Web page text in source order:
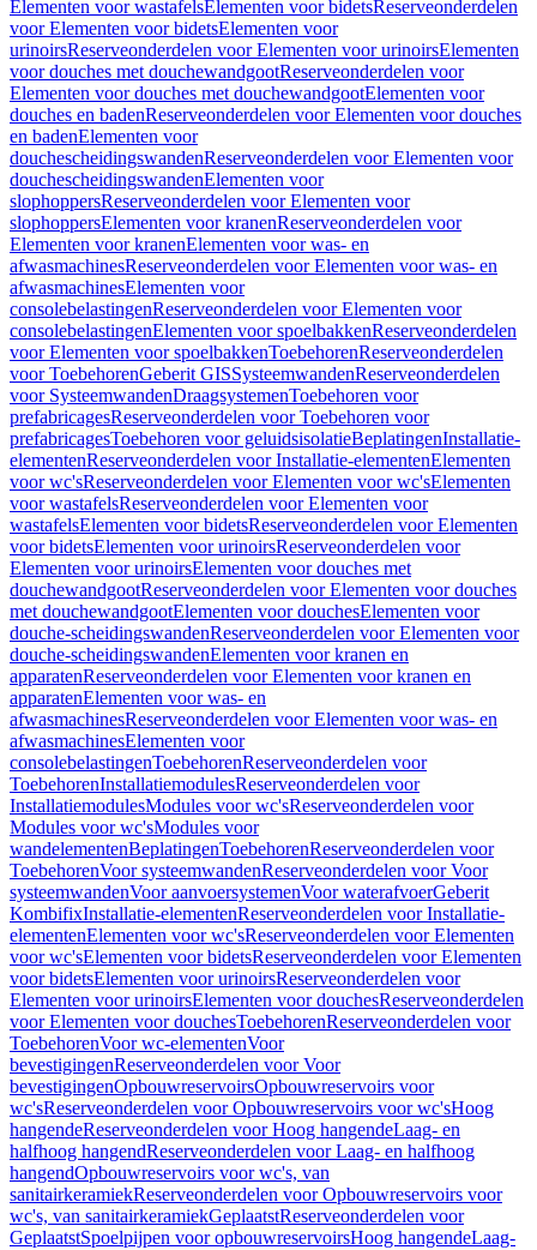
Elementen voor wastafelsElementen voor bidetsReserveonderdelen
voor Elementen voor bidetsElementen voor
urinoirsReserveonderdelen voor Elementen voor urinoirsElementen
voor douches met douchewandgootReserveonderdelen voor
Elementen voor douches met douchewandgootElementen voor
douches en badenReserveonderdelen voor Elementen voor douches
en badenElementen voor
douchescheidingswandenReserveonderdelen voor Elementen voor
douchescheidingswandenElementen voor
slophoppersReserveonderdelen voor Elementen voor
slophoppersElementen voor kranenReserveonderdelen voor
Elementen voor kranenElementen voor was- en
afwasmachinesReserveonderdelen voor Elementen voor was- en
afwasmachinesElementen voor
consolebelastingenReserveonderdelen voor Elementen voor
consolebelastingenElementen voor spoelbakkenReserveonderdelen
voor Elementen voor spoelbakkenToebehorenReserveonderdelen
voor ToebehorenGeberit GISSysteemwandenReserveonderdelen
voor SysteemwandenDraagsystemenToebehoren voor
prefabricagesReserveonderdelen voor Toebehoren voor
prefabricagesToebehoren voor geluidsisolatieBeplatingenInstallatie-
elementenReserveonderdelen voor Installatie-elementenElementen
voor wc'sReserveonderdelen voor Elementen voor wc'sElementen
voor wastafelsReserveonderdelen voor Elementen voor
wastafelsElementen voor bidetsReserveonderdelen voor Elementen
voor bidetsElementen voor urinoirsReserveonderdelen voor
Elementen voor urinoirsElementen voor douches met
douchewandgootReserveonderdelen voor Elementen voor douches
met douchewandgootElementen voor douchesElementen voor
douche-scheidingswandenReserveonderdelen voor Elementen voor
douche-scheidingswandenElementen voor kranen en
apparatenReserveonderdelen voor Elementen voor kranen en
apparatenElementen voor was- en
afwasmachinesReserveonderdelen voor Elementen voor was- en
afwasmachinesElementen voor
consolebelastingenToebehorenReserveonderdelen voor
ToebehorenInstallatiemodulesReserveonderdelen voor
InstallatiemodulesModules voor wc'sReserveonderdelen voor
Modules voor wc'sModules voor
wandelementenBeplatingenToebehorenReserveonderdelen voor
ToebehorenVoor systeemwandenReserveonderdelen voor Voor
systeemwandenVoor aanvoersystemenVoor waterafvoerGeberit
KombifixInstallatie-elementenReserveonderdelen voor Installatie-
elementenElementen voor wc'sReserveonderdelen voor Elementen
voor wc'sElementen voor bidetsReserveonderdelen voor Elementen
voor bidetsElementen voor urinoirsReserveonderdelen voor
Elementen voor urinoirsElementen voor douchesReserveonderdelen
voor Elementen voor douchesToebehorenReserveonderdelen voor
ToebehorenVoor wc-elementenVoor
bevestigingenReserveonderdelen voor Voor
bevestigingenOpbouwreservoirsOpbouwreservoirs voor
wc'sReserveonderdelen voor Opbouwreservoirs voor wc'sHoog
hangendeReserveonderdelen voor Hoog hangendeLaag- en
halfhoog hangendReserveonderdelen voor Laag- en halfhoog
hangendOpbouwreservoirs voor wc's, van
sanitairkeramiekReserveonderdelen voor Opbouwreservoirs voor
wc's, van sanitairkeramiekGeplaatstReserveonderdelen voor
GeplaatstSpoelpijpen voor opbouwreservoirsHoog hangendeLaag-